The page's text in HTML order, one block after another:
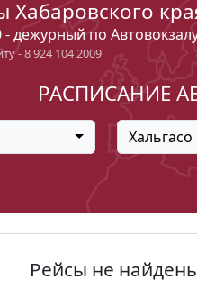
Хабаровского
- дежурный по
- 8 924 104 2009
РАСПИСАНИЕ
Хальгасо
Рейсы не